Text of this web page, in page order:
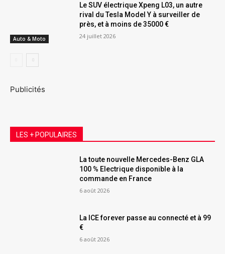
Auto & Moto
Le SUV électrique Xpeng L03, un autre
rival du Tesla Model Y à surveiller de
près, et à moins de 35000 €
24 juillet 2026
Publicités
LES + POPULAIRES
La toute nouvelle Mercedes-Benz GLA
100 % Electrique disponible à la
commande en France
6 août 2026
La ICE forever passe au connecté et à 99
€
6 août 2026